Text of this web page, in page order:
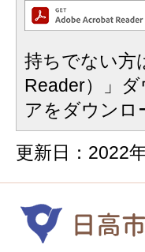
持ちでない方
Reader）」
アをダウンロ
更新日：2022